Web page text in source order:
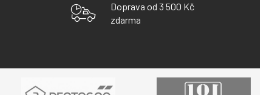
Doprava od 3 500 Kč
zdarma